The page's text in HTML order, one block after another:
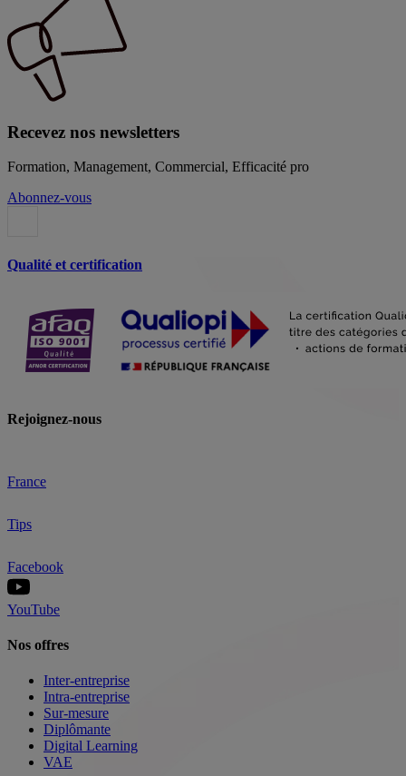
Recevez nos newsletters
Formation, Management, Commercial, Efficacité pro
Abonnez-vous
Qualité et certification
Rejoignez-nous
France
Tips
Facebook
YouTube
Nos offres
Inter-entreprise
Intra-entreprise
Sur-mesure
Diplômante
Digital Learning
VAE